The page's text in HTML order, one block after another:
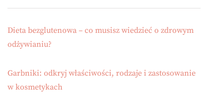
Dieta bezglutenowa – co musisz wiedzieć o zdrowym
odżywianiu?
Garbniki: odkryj właściwości, rodzaje i zastosowanie
w kosmetykach